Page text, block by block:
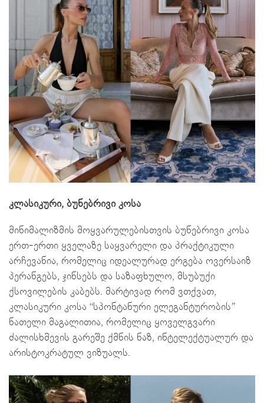
კლასიკური, ბუნებრივი კოსა
მინიმალიზმის მოყვარულებისთვის ბუნებრივი კოსა
ერთ-ერთი ყველაზე საყვარელი და პრაქტიკული
არჩევანია, რომელიც იდეალურად ერგება ოვერსაიზ
პერანგებს, ჯინსებს და საზაფხულო, მსუბუქი
ქსოვილების კაბებს. მარტივად რომ ვთქვათ,
კლასიკური კოსა “სპონტანური ელეგანტურობის”
ნათელი მაგალითია, რომელიც ყოველგვარი
ძალისხმევის გარეშე ქმნის ნაზ, ინტელექტუალურ და
არისტოკრატულ ვიზუალს.